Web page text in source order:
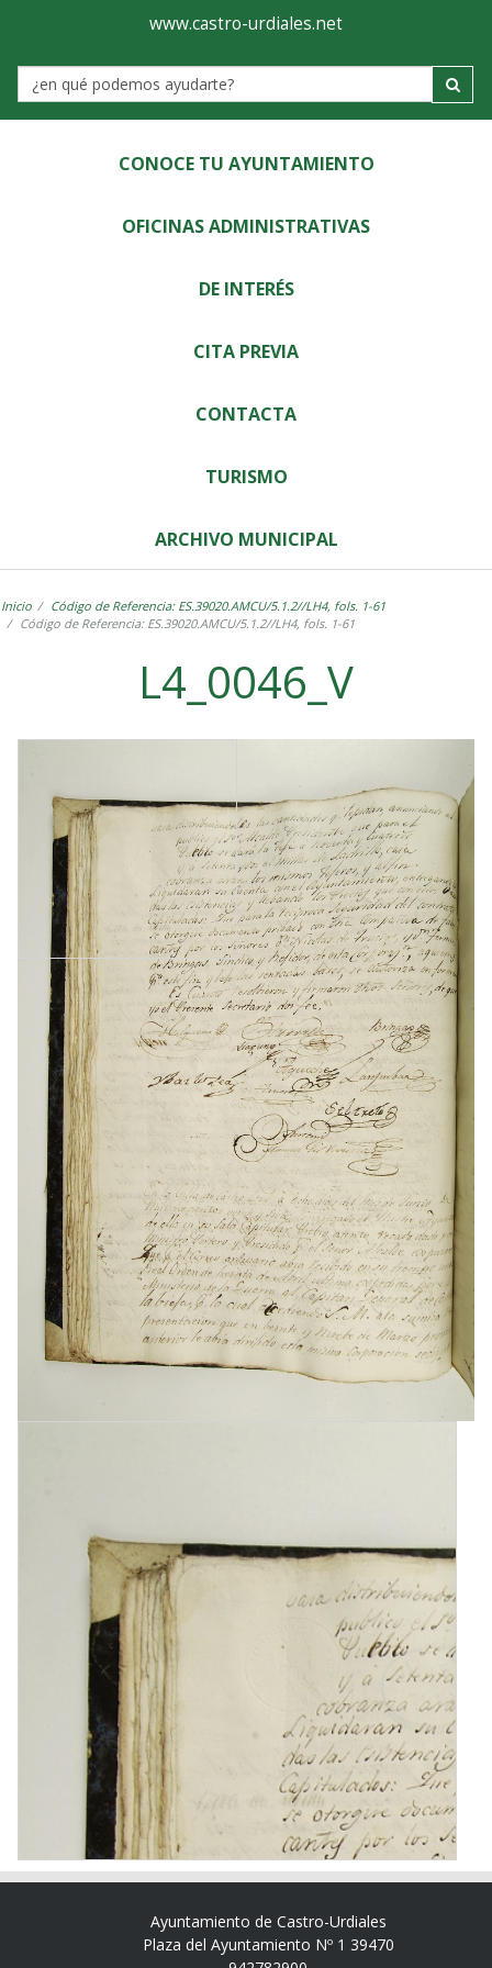
Ayuntamiento
de
Castro-
Urdiales
www.castro-urdiales.net
Label
CONOCE TU AYUNTAMIENTO
OFICINAS ADMINISTRATIVAS
DE INTERÉS
CITA PREVIA
CONTACTA
TURISMO
ARCHIVO MUNICIPAL
Inicio
Código de Referencia: ES.39020.AMCU/5.1.2//LH4, fols. 1-61
Código de Referencia: ES.39020.AMCU/5.1.2//LH4, fols. 1-61
L4_0046_V
Ayuntamiento de Castro-Urdiales
Plaza del Ayuntamiento Nº 1 39470